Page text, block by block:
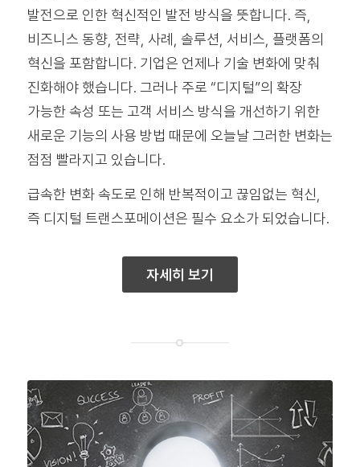
발전으로 인한 혁신적인 발전 방식을 뜻합니다. 즉,
비즈니스 동향, 전략, 사례, 솔루션, 서비스, 플랫폼의
혁신을 포함합니다. 기업은 언제나 기술 변화에 맞춰
진화해야 했습니다. 그러나 주로 “디지털”의 확장
가능한 속성 또는 고객 서비스 방식을 개선하기 위한
새로운 기능의 사용 방법 때문에 오늘날 그러한 변화는
점점 빨라지고 있습니다.
급속한 변화 속도로 인해 반복적이고 끊임없는 혁신,
즉 디지털 트랜스포메이션은 필수 요소가 되었습니다.
자세히 보기